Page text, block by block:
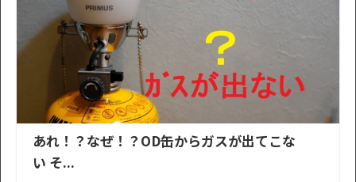
あれ！？なぜ！？OD缶からガスが出てこな
い そ...